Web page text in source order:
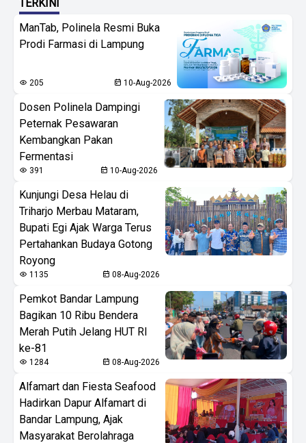
TERKINI
ManTab, Polinela Resmi Buka
Prodi Farmasi di Lampung
205 10-Aug-2026
Dosen Polinela Dampingi
Peternak Pesawaran
Kembangkan Pakan
Fermentasi
391 10-Aug-2026
Kunjungi Desa Helau di
Triharjo Merbau Mataram,
Bupati Egi Ajak Warga Terus
Pertahankan Budaya Gotong
Royong
1135 08-Aug-2026
Pemkot Bandar Lampung
Bagikan 10 Ribu Bendera
Merah Putih Jelang HUT RI
ke-81
1284 08-Aug-2026
Alfamart dan Fiesta Seafood
Hadirkan Dapur Alfamart di
Bandar Lampung, Ajak
Masyarakat Berolahraga